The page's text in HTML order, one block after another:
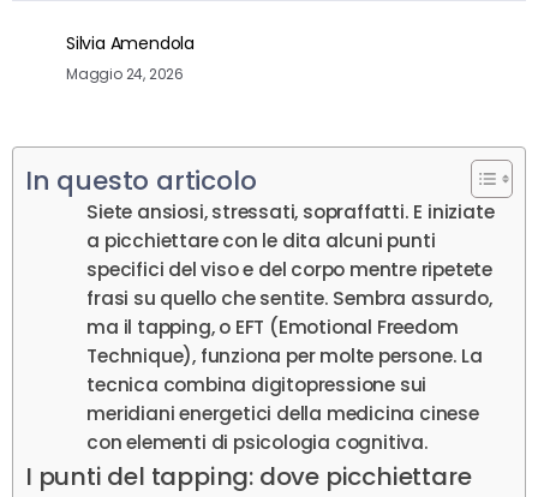
Silvia Amendola
Maggio 24, 2026
In questo articolo
Siete ansiosi, stressati, sopraffatti. E iniziate
a picchiettare con le dita alcuni punti
specifici del viso e del corpo mentre ripetete
frasi su quello che sentite. Sembra assurdo,
ma il tapping, o EFT (Emotional Freedom
Technique), funziona per molte persone. La
tecnica combina digitopressione sui
meridiani energetici della medicina cinese
con elementi di psicologia cognitiva.
I punti del tapping: dove picchiettare